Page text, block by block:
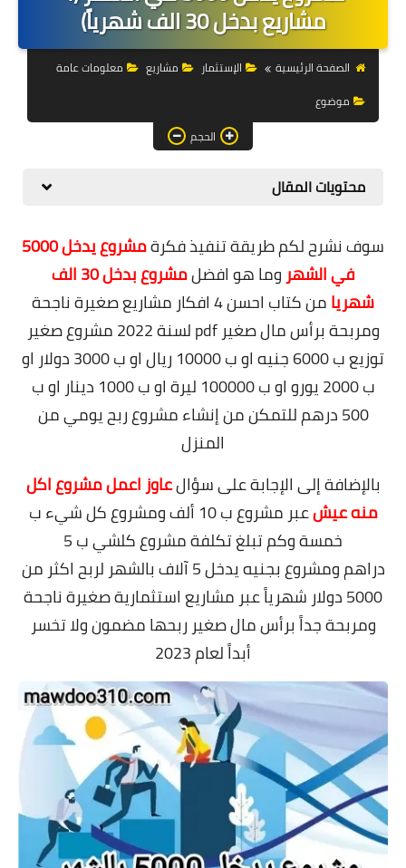
التجارة الالكترونية
التسويق
وظائف
المواقع
زيادة متابعين
العملات المشفرة
الاستثمار
مشاريع بدخل 30 الف شهرياً)
الصفحة الرئيسية الإستثمار مشاريع
معلومات عامة
موضوع
الحجم
محتويات المقال
سوفنشرح لكم طريقة تنفيذ فكرة
مشروع يدخل 5000
في الشهروما هو افضل
مشروع بدخل 30 الف
شهريا
من كتاب احسن 4 افكار مشاريع صغيرة ناجحة
ومربحة برأس مال صغير pdf
لسنة 2022
مشروع صغير
توزيع ب 6000 جنيه او ب 10000 ريال او ب 3000 دولار او
ب 2000 يورو او ب 100000 ليرة او ب 1000 دينار او ب
500 درهم للتمكن من إنشاء مشروع ربح يومي من
المنزل
بالإضافة إلى الإجابة على سؤالعاوز اعمل مشروع اكل
منه عيش
عبر مشروع ب 10 ألف ومشروع كل شيء ب
خمسة وكم تبلغ
تكلفة مشروع كلشي ب 5
دراهم
ومشروع بجنيه يدخل 5 آلاف بالشهر لربح اكثر من
5000 دولار شهرياً عبر مشاريع استثمارية صغيرة ناجحة
ومربحة جداً برأس مال صغير ربحها مضمون ولا تخسر
أبداً لعام 2023